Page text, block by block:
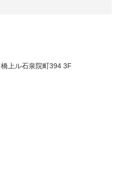
上ル石泉院町394 3F